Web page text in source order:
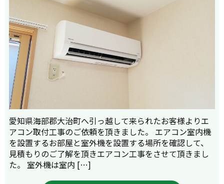
愛知県海部郡大治町へ引っ越して来られたお客様よりエ
アコン取付工事のご依頼を頂きました。 エアコン室内機
を設置するお部屋と室外機を設置する場所を確認して、
見積もりのご了解を頂きエアコン工事をさせて頂きまし
た。 室外機は室内 […]